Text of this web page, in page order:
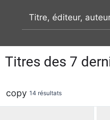
recherche par mot clé
Titres des 7
copy 14 résultats